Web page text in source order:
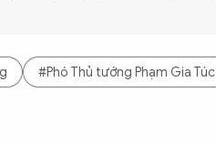
#Phó Thủ tướng Phạm Gia Túc